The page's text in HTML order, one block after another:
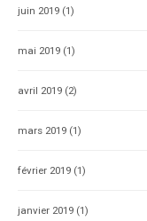
juin 2019 (1)
mai 2019 (1)
avril 2019 (2)
mars 2019 (1)
février 2019 (1)
janvier 2019 (1)